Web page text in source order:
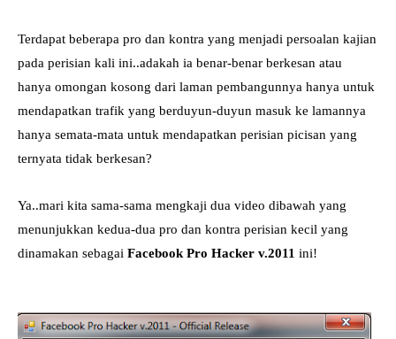
Terdapat beberapa pro dan kontra yang menjadi persoalan kajian
pada perisian kali ini..adakah ia benar-benar berkesan atau
hanya omongan kosong dari laman pembangunnya hanya untuk
mendapatkan trafik yang berduyun-duyun masuk ke lamannya
hanya semata-mata untuk mendapatkan perisian picisan yang
ternyata tidak berkesan?
Ya..mari kita sama-sama mengkaji dua video dibawah yang
menunjukkan kedua-dua pro dan kontra perisian kecil yang
dinamakan sebagai Facebook Pro Hacker v.2011 ini!